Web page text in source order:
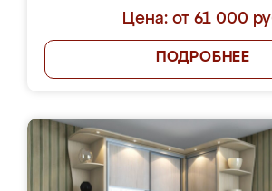
Цена: от 61 000
ПОДРОБНЕЕ